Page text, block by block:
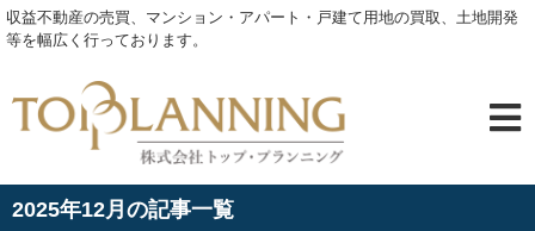
収益不動産の売買、マンション・アパート・戸建て用地の買取、土地開発
等を幅広く行っております。
2025年12月の記事一覧